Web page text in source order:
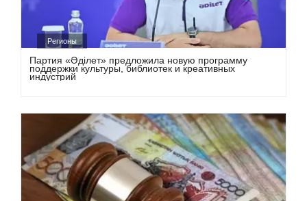
Регионы
Партия «Әділет» предложила новую программу
поддержки культуры, библиотек и креативных
индустрий